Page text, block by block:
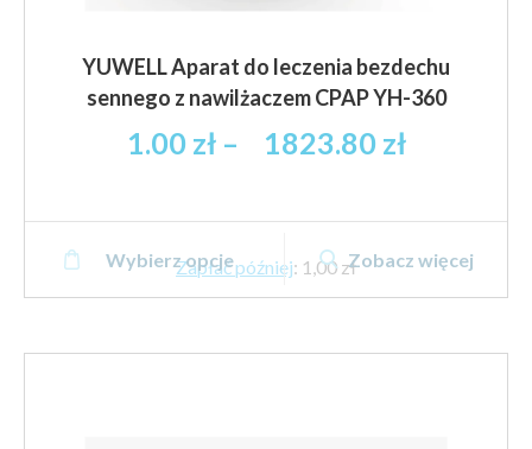
YUWELL Aparat do leczenia bezdechu
sennego z nawilżaczem CPAP YH-360
1.00 zł – 1823.80 złZakres
1.00 zł
brutto
do
brutto
Zapłać później: 1,00 zł
Wybierz opcje
produkt
ma
wariantów.
Zobacz więcej